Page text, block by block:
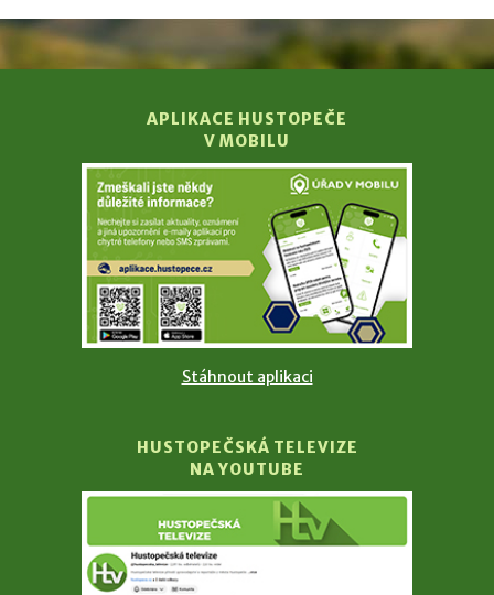
APLIKACE HUSTOPEČE
V MOBILU
Stáhnout aplikaci
HUSTOPEČSKÁ TELEVIZE
NA YOUTUBE